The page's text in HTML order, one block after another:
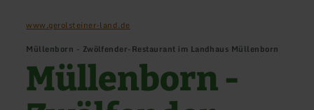
www.gerolsteiner-land.de
Müllenborn - Zwölfender-Restaurant im Landhaus Müllenborn
Müllenborn -